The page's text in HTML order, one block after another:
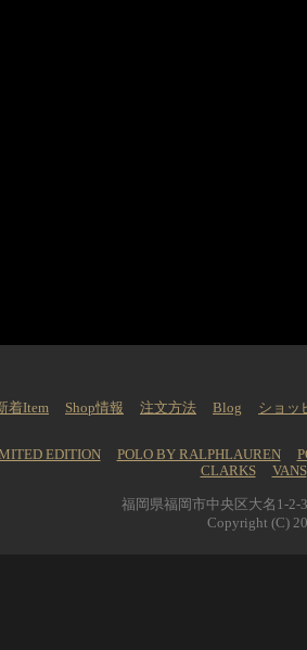
着Item Shop情報 注文方法 Blog
ショッ
EDITION POLO BY RALPHLAUREN
CLARKS
VANS
福岡県福岡市中央区大名1-2-
Copyright (C)